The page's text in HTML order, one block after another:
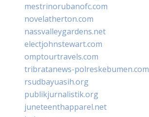
mestrinorubanofc.com
novelatherton.com
nassvalleygardens.net
electjohnstewart.com
omptourtravels.com
tribratanews-polreskebumen.com
rsudbayuasih.org
publikjurnalistik.org
juneteenthapparel.net